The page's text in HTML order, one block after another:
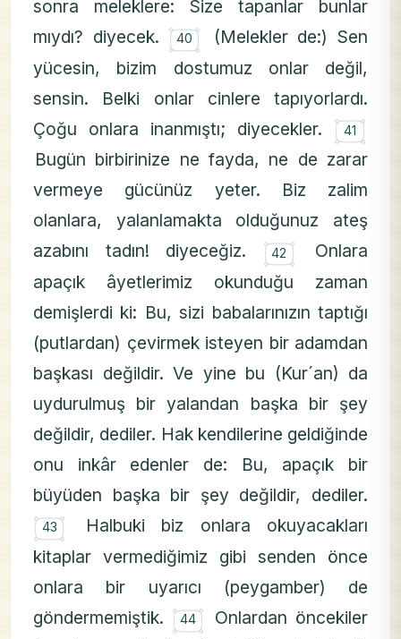
sonra meleklere: Size tapanlar bunlar
mıydı? diyecek. ۝
40
(Melekler de:) Sen
yücesin, bizim dostumuz onlar değil,
sensin. Belki onlar cinlere tapıyorlardı.
Çoğu onlara inanmıştı; diyecekler. ۝
41
Bugün birbirinize ne fayda, ne de zarar
vermeye gücünüz yeter. Biz zalim
olanlara, yalanlamakta olduğunuz ateş
azabını tadın! diyeceğiz. ۝
42
Onlara
apaçık âyetlerimiz okunduğu zaman
demişlerdi ki: Bu, sizi babalarınızın taptığı
(putlardan) çevirmek isteyen bir adamdan
başkası değildir. Ve yine bu (Kur´an) da
uydurulmuş bir yalandan başka bir şey
değildir, dediler. Hak kendilerine geldiğinde
onu inkâr edenler de: Bu, apaçık bir
büyüden başka bir şey değildir, dediler.
۝
43
Halbuki biz onlara okuyacakları
kitaplar vermediğimiz gibi senden önce
onlara bir uyarıcı (peygamber) de
göndermemiştik. ۝
44
Onlardan öncekiler